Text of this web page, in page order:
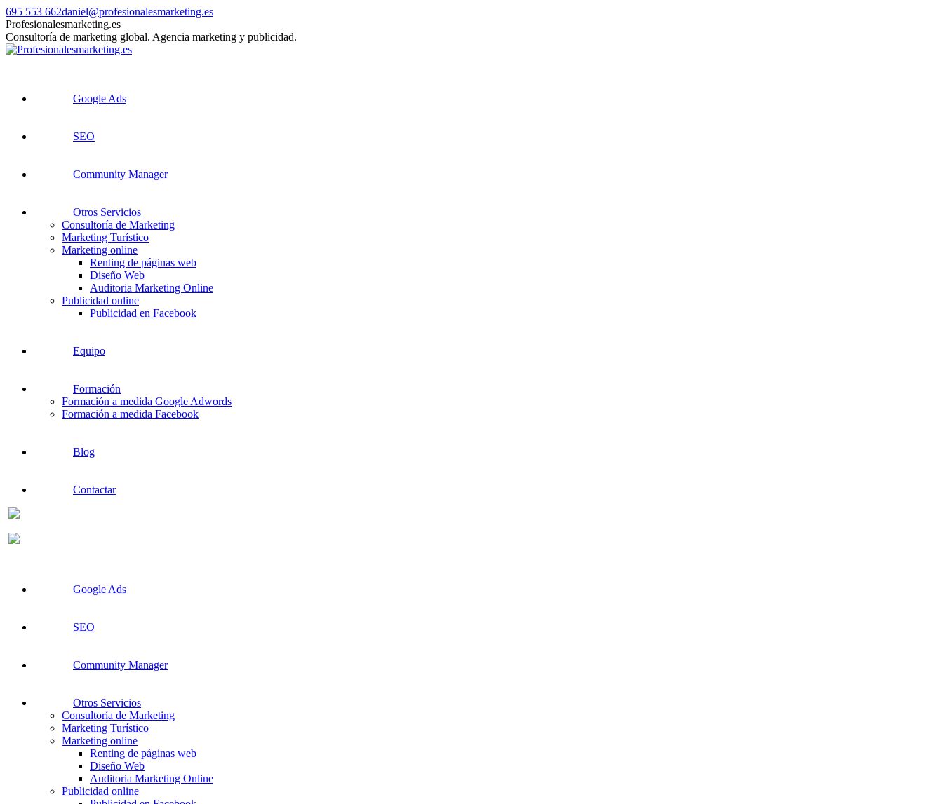
Saltar
al
contenido
695 553 662daniel@profesionalesmarketing.es
Facebook
page
opens
X
page
opens
Skype
page
opens
Linkedin
page
opens
Profesionalesmarketing.es
Consultoría de marketing global. Agencia marketing y publicidad.
Google Ads
SEO
Community Manager
Otros Servicios
Consultoría de Marketing
Marketing Turístico
Marketing online
Renting de páginas web
Diseño Web
Auditoria Marketing Online
Publicidad online
Publicidad en Facebook
Equipo
Formación
Formación a medida Google Adwords
Formación a medida Facebook
Blog
Contactar
Google Ads
SEO
Community Manager
Otros Servicios
Consultoría de Marketing
Marketing Turístico
Marketing online
Renting de páginas web
Diseño Web
Auditoria Marketing Online
Publicidad online